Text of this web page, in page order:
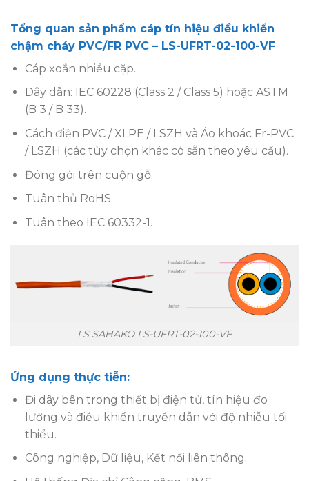
Tổng quan sản phẩm cáp tín hiệu điều khiển
chậm cháy PVC/FR PVC – LS-UFRT-02-100-VF
Cáp xoắn nhiều cặp.
Dây dẫn: IEC 60228 (Class 2 / Class 5) hoặc ASTM
(B 3 / B 33).
Cách điện PVC / XLPE / LSZH và Áo khoác Fr-PVC
/ LSZH (các tùy chọn khác có sẵn theo yêu cầu).
Đóng gói trên cuộn gỗ.
Tuân thủ RoHS.
Tuân theo IEC 60332-1.
LS SAHAKO LS-UFRT-02-100-VF
Ứng dụng thực tiễn:
Đi dây bên trong thiết bị điện tử, tín hiệu đo
lường và điều khiển truyền dẫn với độ nhiễu tối
thiểu.
Công nghiệp, Dữ liệu, Kết nối liên thông.